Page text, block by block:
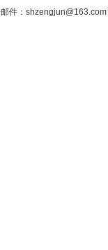
邮件：